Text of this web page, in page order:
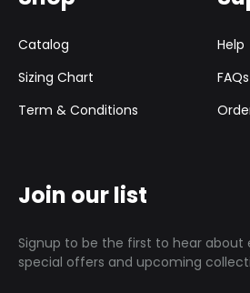
Catalog
Sizing Chart
Term & Conditions
Help
FAQs
Join our list
Signup to be the first to hear about
special offers and upcoming